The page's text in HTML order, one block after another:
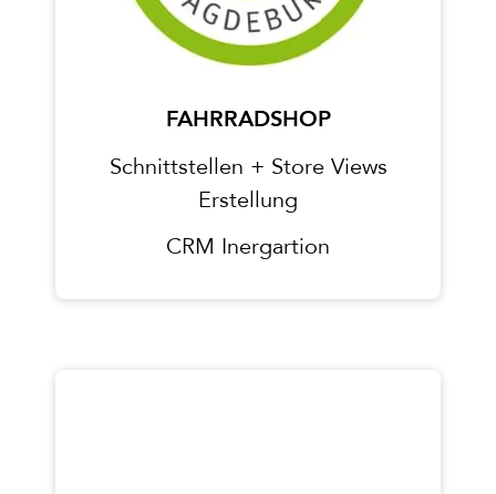
FAHRRADSHOP
Schnittstellen + Store Views
Erstellung
CRM Inergartion